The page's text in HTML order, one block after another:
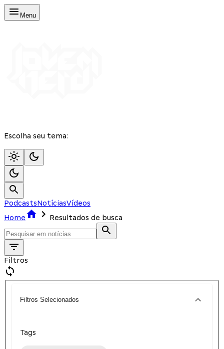
Menu
Escolha seu tema:
PodcastsNotíciasVídeos
Home
Resultados de busca
Filtros
Filtros Selecionados
Tags